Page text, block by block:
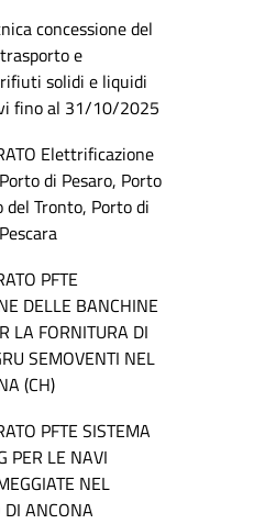
concessione del
e
solidi e liquidi
fino al 31/10/2025
Elettrificazione
di Pesaro, Porto
Tronto, Porto di
PFTE
DELLE BANCHINE
LA FORNITURA DI
SEMOVENTI NEL
(CH)
PFTE SISTEMA
PER LE NAVI
NEL
DI ANCONA